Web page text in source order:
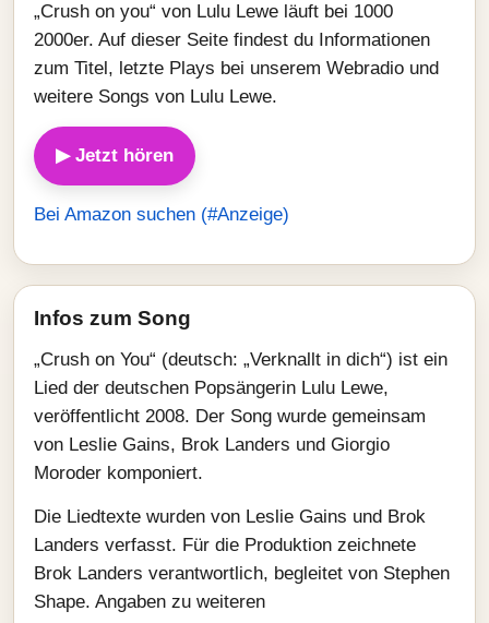
„Crush on you“ von Lulu Lewe läuft bei 1000
2000er. Auf dieser Seite findest du Informationen
zum Titel, letzte Plays bei unserem Webradio und
weitere Songs von Lulu Lewe.
▶ Jetzt hören
Bei Amazon suchen (#Anzeige)
Infos zum Song
„Crush on You“ (deutsch: „Verknallt in dich“) ist ein
Lied der deutschen Popsängerin Lulu Lewe,
veröffentlicht 2008. Der Song wurde gemeinsam
von Leslie Gains, Brok Landers und Giorgio
Moroder komponiert.
Die Liedtexte wurden von Leslie Gains und Brok
Landers verfasst. Für die Produktion zeichnete
Brok Landers verantwortlich, begleitet von Stephen
Shape. Angaben zu weiteren